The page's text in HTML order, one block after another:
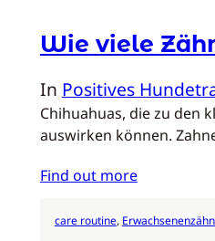
Wie viele
In Positives
Chihuahuas, die zu den
auswirken können.
Find out more
care routine,